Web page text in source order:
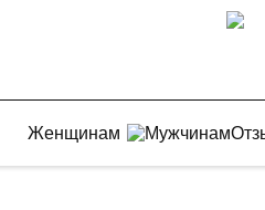
Женщинам Мужчинам